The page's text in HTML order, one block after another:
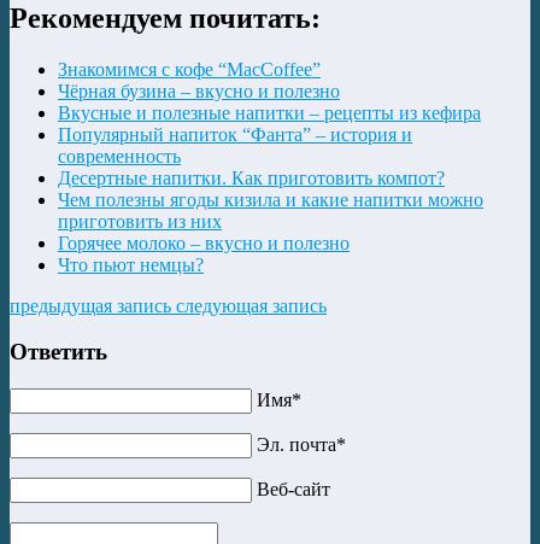
Рекомендуем почитать:
Знакомимся с кофе “MacCoffee”
Чёрная бузина – вкусно и полезно
Вкусные и полезные напитки – рецепты из кефира
Популярный напиток “Фанта” – история и
современность
Десертные напитки. Как приготовить компот?
Чем полезны ягоды кизила и какие напитки можно
приготовить из них
Горячее молоко – вкусно и полезно
Что пьют немцы?
предыдущая запись следующая запись
Ответить
Имя*
Эл. почта*
Веб-сайт